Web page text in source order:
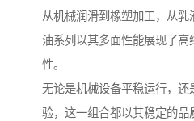
从机械润滑到橡塑加工，从乳
油系列以其多面性能展现了高
性。
无论是机械设备平稳运行，
验，这一组合都以其稳定的